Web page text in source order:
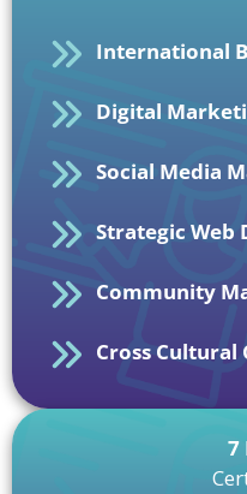
International
Digital
Social Media
Strategic Web
Community
Cross
7